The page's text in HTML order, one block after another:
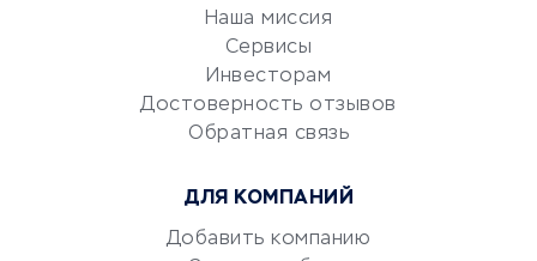
документооборот
Юридические компании
Аудиторские компании
Бухгалтерия онлайн
Наша миссия
Сервисы
Инвесторам
Достоверность отзывов
Обратная связь
ДЛЯ КОМПАНИЙ
Добавить компанию